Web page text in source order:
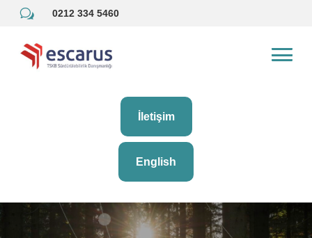
w 0212 334 5460
İletişim
English